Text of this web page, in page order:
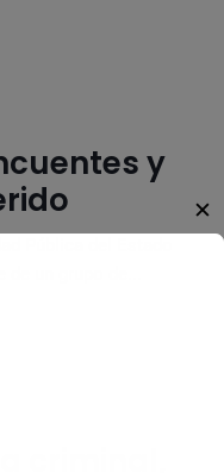
y
un grupo de...
✕